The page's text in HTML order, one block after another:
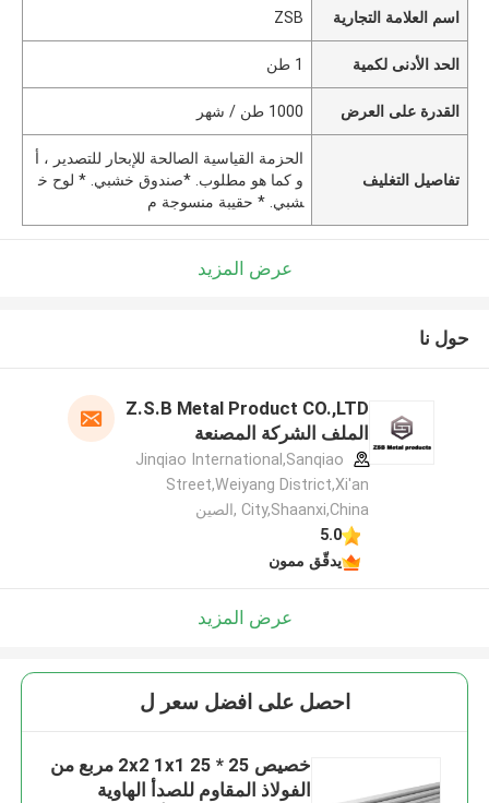
اسم العلامة التجارية ZSB
الحد الأدنى لكمية 1 طن
القدرة على العرض 1000 طن / شهر
تفاصيل التغليف
الحزمة القياسية الصالحة للإبحار للتصدير ، أ
و كما هو مطلوب. *صندوق خشبي. * لوح خ
شبي. * حقيبة منسوجة م
عرض المزيد
حول نا
Z.S.B Metal Product CO.,LTD
الملف الشركة المصنعة
Jinqiao International,Sanqiao
Street,Weiyang District,Xi'an
City,Shaanxi,China ,الصين
5.0
يدقّق ممون
عرض المزيد
احصل على افضل سعر ل
خصيص 25 * 25 2x2 1x1 مربع من
الفولاذ المقاوم للصدأ الهاوية